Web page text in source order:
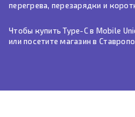
перегрева, перезарядки и
Чтобы купить Type-C в Mobile
или посетите магазин в